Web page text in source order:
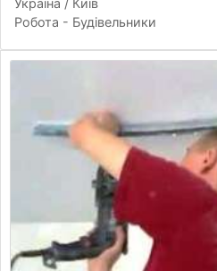
Україна / Київ
Робота - Будівельники